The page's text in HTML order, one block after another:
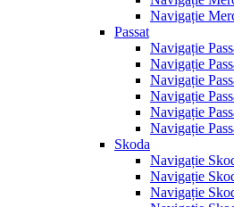
Navigație
Passat
Navigație
Navigație
Navigație
Navigație
Navigație
Navigație
Skoda
Navigație
Navigație
Navigație